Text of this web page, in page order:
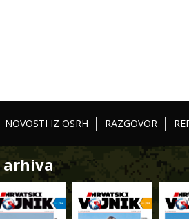
NOVOSTI IZ OSRH RAZGOVOR
arhiva